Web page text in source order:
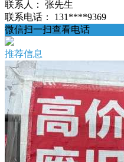
联系人：
张先生
联系电话：
131****9369
微信扫一扫查看电话
推荐信息